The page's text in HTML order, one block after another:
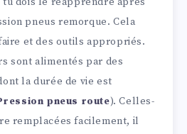
pneus remorque. Cela
et des outils appropriés.
sont alimentés par des
la durée de vie est
pneus route). Celles-
remplacées facilement, il